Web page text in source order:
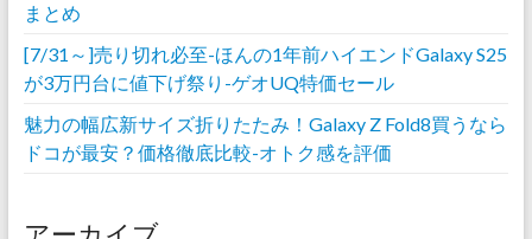
まとめ
[7/31～]売り切れ必至-ほんの1年前ハイエンドGalaxy S25
が3万円台に値下げ祭り-ゲオUQ特価セール
魅力の幅広新サイズ折りたたみ！Galaxy Z Fold8買うなら
ドコが最安？価格徹底比較-オトク感を評価